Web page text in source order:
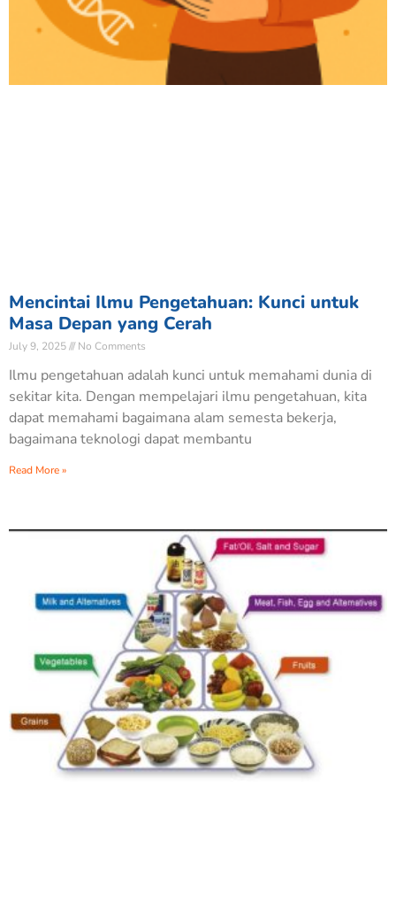
Mencintai Ilmu Pengetahuan: Kunci untuk
Masa Depan yang Cerah
July 9, 2025 No Comments
Ilmu pengetahuan adalah kunci untuk memahami dunia di
sekitar kita. Dengan mempelajari ilmu pengetahuan, kita
dapat memahami bagaimana alam semesta bekerja,
bagaimana teknologi dapat membantu
Read More »